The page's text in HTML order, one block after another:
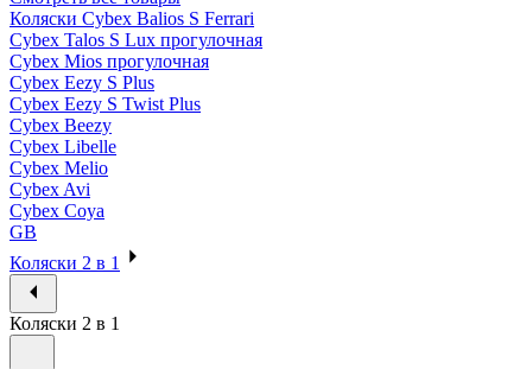
Коляски Cybex Balios S Ferrari
Cybex Talos S Lux прогулочная
Cybex Mios прогулочная
Cybex Eezy S Plus
Cybex Eezy S Twist Plus
Cybex Beezy
Cybex Libelle
Cybex Melio
Cybex Avi
Cybex Coya
GB
Коляски 2 в 1
Коляски 2 в 1